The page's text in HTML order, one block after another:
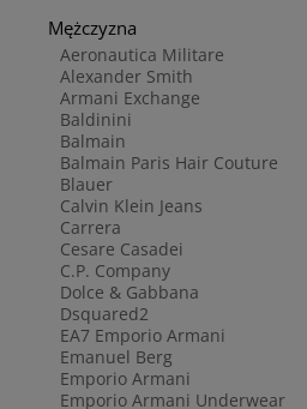
Mężczyzna
Aeronautica Militare
Alexander Smith
Armani Exchange
Baldinini
Balmain
Balmain Paris Hair Couture
Blauer
Calvin Klein Jeans
Carrera
Cesare Casadei
C.P. Company
Dolce & Gabbana
Dsquared2
EA7 Emporio Armani
Emanuel Berg
Emporio Armani
Emporio Armani Underwear